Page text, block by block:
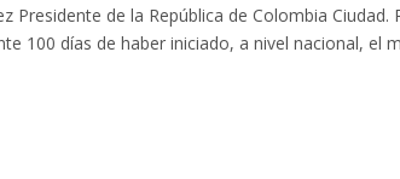
Presidente de la República de Colombia Ciudad.
100 días de haber iniciado, a nivel nacional, el